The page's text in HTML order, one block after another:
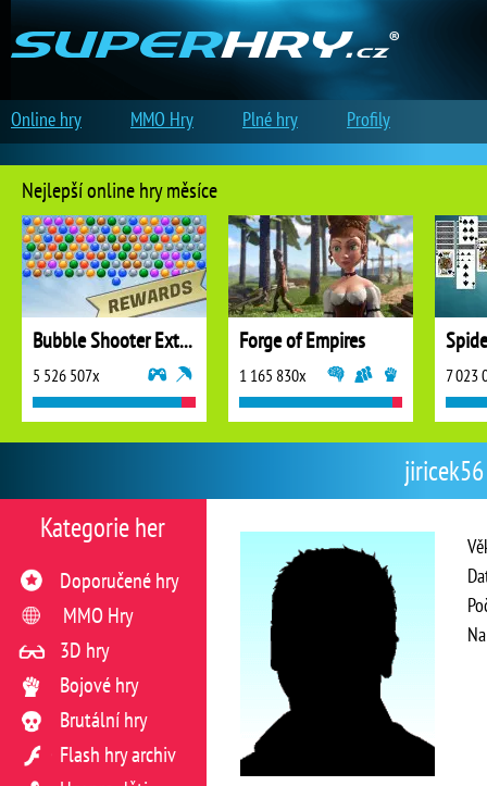
Kategorie her
Doporučené hry
MMO Hry
3D hry
Bojové hry
Brutální hry
Flash hry archiv
Nejlepší online hry měsíce
Bubble Shooter Extreme
5 526 507x
Forge of Empires
1 165 830x 7 023
Online hry MMO Hry Plné hry Profily